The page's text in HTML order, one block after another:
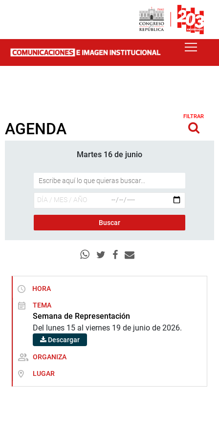
AGENDA
FILTRAR
Martes 16 de junio
HORA
TEMA
Semana de Representación
Del lunes 15 al viernes 19 de junio de 2026.
Descargar
ORGANIZA
LUGAR